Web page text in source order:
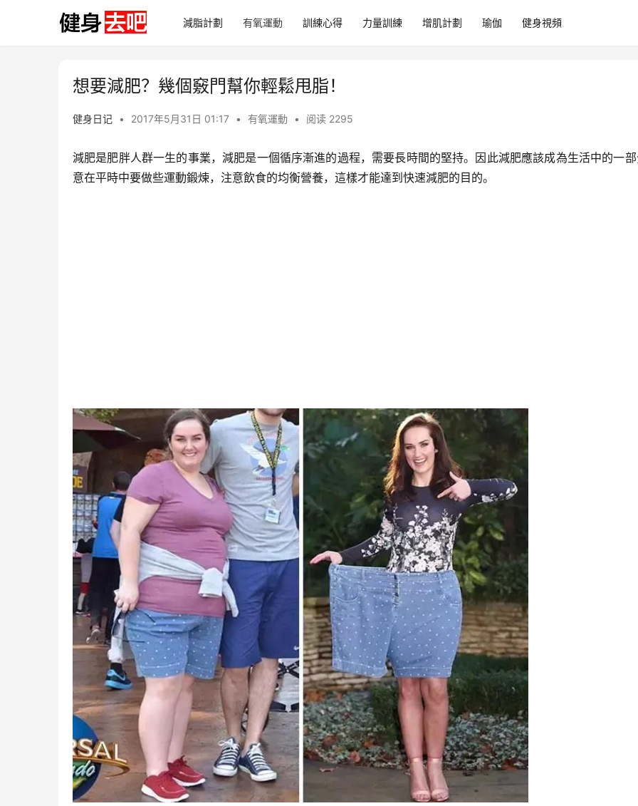
減脂計劃 有氧運動 訓練心得 力量訓練 增肌計劃 瑜伽 健身視頻
想要減肥？幾個竅門幫你輕鬆甩脂！
健身日记 • 2017年5月31日 01:17 • 有氧運動 • 阅读 2295
減肥是肥胖人群一生的事業，減肥是一個循序漸進的過程，需要長時間的堅持。因此減肥應該成為生活中的一
意在平時中要做些運動鍛煉，注意飲食的均衡營養，這樣才能達到快速減肥的目的。